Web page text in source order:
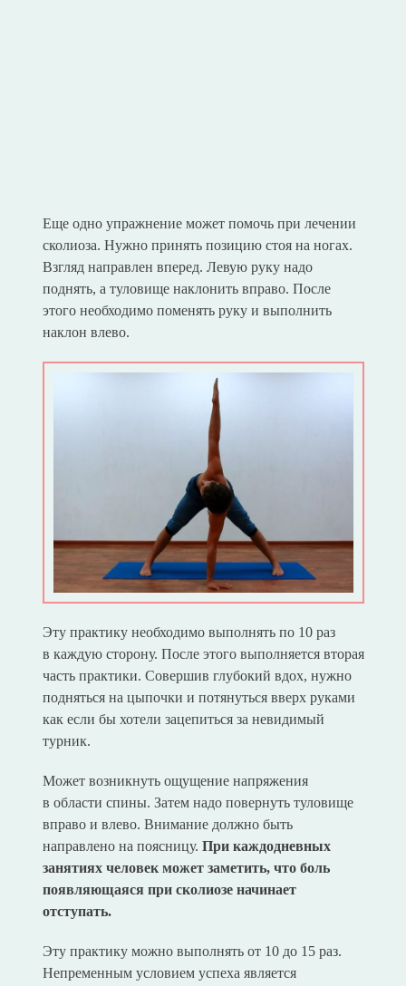
Еще одно упражнение может помочь при лечении
сколиоза. Нужно принять позицию стоя на ногах.
Взгляд направлен вперед. Левую руку надо
поднять, а туловище наклонить вправо. После
этого необходимо поменять руку и выполнить
наклон влево.
Эту практику необходимо выполнять по 10 раз
в каждую сторону. После этого выполняется вторая
часть практики. Совершив глубокий вдох, нужно
подняться на цыпочки и потянуться вверх руками
как если бы хотели зацепиться за невидимый
турник.
Может возникнуть ощущение напряжения
в области спины. Затем надо повернуть туловище
вправо и влево. Внимание должно быть
направлено на поясницу. При каждодневных
занятиях человек может заметить, что боль
появляющаяся при сколиозе начинает
отступать.
Эту практику можно выполнять от 10 до 15 раз.
Непременным условием успеха является